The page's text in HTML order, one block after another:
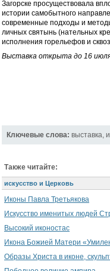
Загорске просуществовала
истории самобытного
современные подходы и
личных святынь (нательных
исполнения горельефов и
Выставка открыта до 16
Ключевые слова: выставка,
Также читайте:
искусство и Церковь
Иконы Павла Третьякова
Искусство именитых людей
Высокий иконостас
Икона Божией Матери
Образы Христа в иконе,